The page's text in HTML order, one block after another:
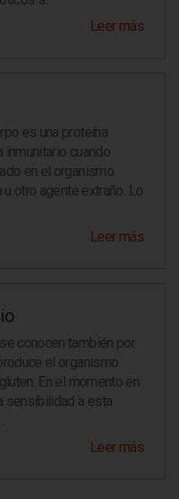
Leer más
es una proteína
cuando
en el organismo.
otro agente extraño. Lo
Leer más
conocen también por
el organismo
En el momento en
sensibilidad a esta
Leer más